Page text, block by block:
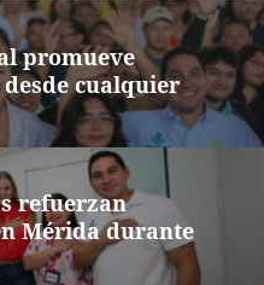
promueve
cualquier
refuerzan
Mérida durante